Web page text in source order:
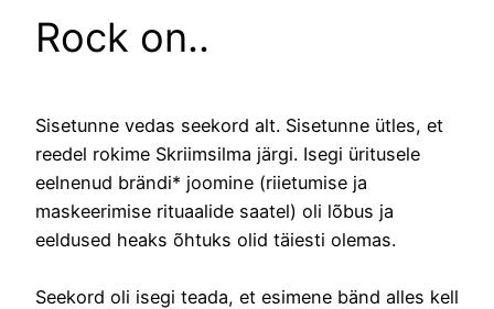
Rock on..
Sisetunne vedas seekord alt. Sisetunne ütles, et
reedel rokime Skriimsilma järgi. Isegi üritusele
eelnenud brändi* joomine (riietumise ja
maskeerimise rituaalide saatel) oli lõbus ja
eeldused heaks õhtuks olid täiesti olemas.
Seekord oli isegi teada, et esimene bänd alles kell